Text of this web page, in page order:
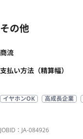
その他
商流
支払い方法（精算幅）
イヤホンOK 高成長企業
JOBID：JA-084926